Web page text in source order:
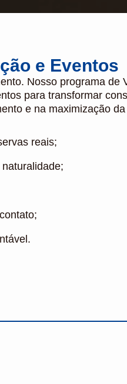
e Eventos
Nosso programa de
para transformar
e na maximização
reais;